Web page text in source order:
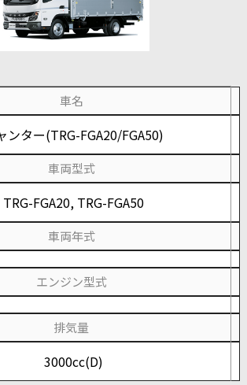
車名
ンター(TRG-FGA20/FGA50)
車両型式
TRG-FGA20, TRG-FGA50
車両年式
エンジン型式
排気量
3000cc(D)